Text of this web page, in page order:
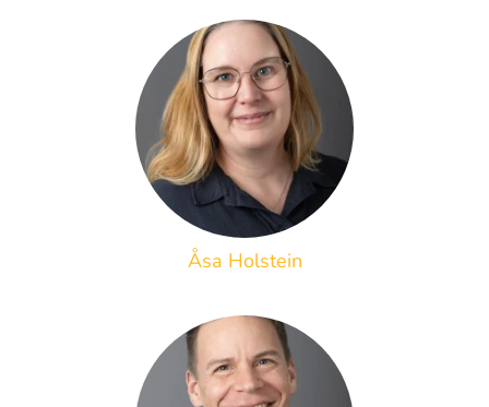
Åsa Holstein